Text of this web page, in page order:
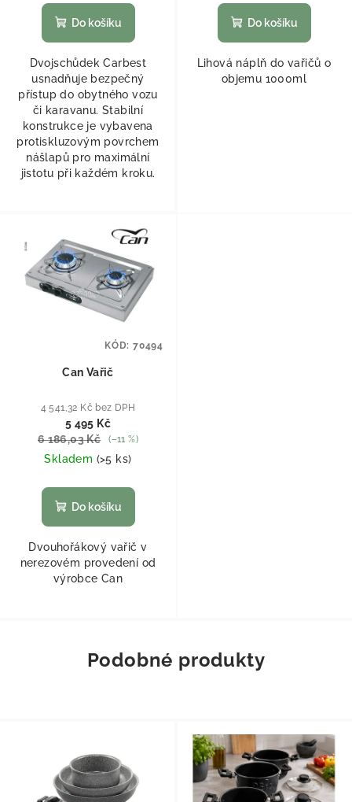
Do košíku
Dvojschůdek Carbest
usnadňuje bezpečný
přístup do obytného vozu
či karavanu. Stabilní
konstrukce je vybavena
protiskluzovým povrchem
nášlapů pro maximální
jistotu při každém kroku.
Do košíku
Lihová náplň do vařičů o
objemu 1000ml
Can Vařič
4 541,32 Kč bez DPH
5 495 Kč
6 186,03 Kč
(–11 %)
Skladem (>5 ks)
Do košíku
Dvouhořákový vařič v
nerezovém provedení od
výrobce Can
KÓD: 70494
Podobné produkty